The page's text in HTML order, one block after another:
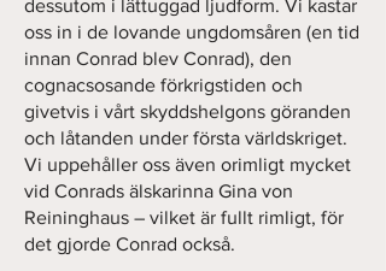
dessutom i lättuggad ljudform. Vi kastar
oss in i de lovande ungdomsåren (en tid
innan Conrad blev Conrad), den
cognacsosande förkrigstiden och
givetvis i vårt skyddshelgons göranden
och låtanden under första världskriget.
Vi uppehåller oss även orimligt mycket
vid Conrads älskarinna Gina von
Reininghaus – vilket är fullt rimligt, för
det gjorde Conrad också.